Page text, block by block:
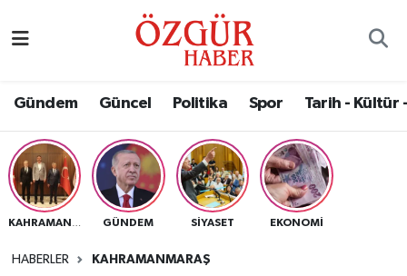
Gündem Güncel Politika Spor Tarih - Kültür
GÜNDEM SIYASET EKONOMI
HABERLER KAHRAMANMARAŞ
Eğitim
Ekonomi
Güncel
Nöbetçi Eczaneler
Namaz Vakitleri
Trafik Durumu
Süper Lig Puan Durumu ve Fikstür